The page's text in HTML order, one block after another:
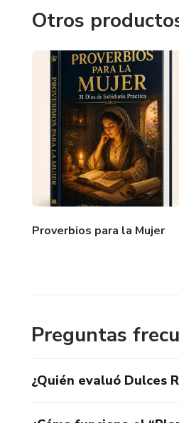
Otros
Proverbios para la Mujer
Preguntas
¿Quién evaluó Dulces